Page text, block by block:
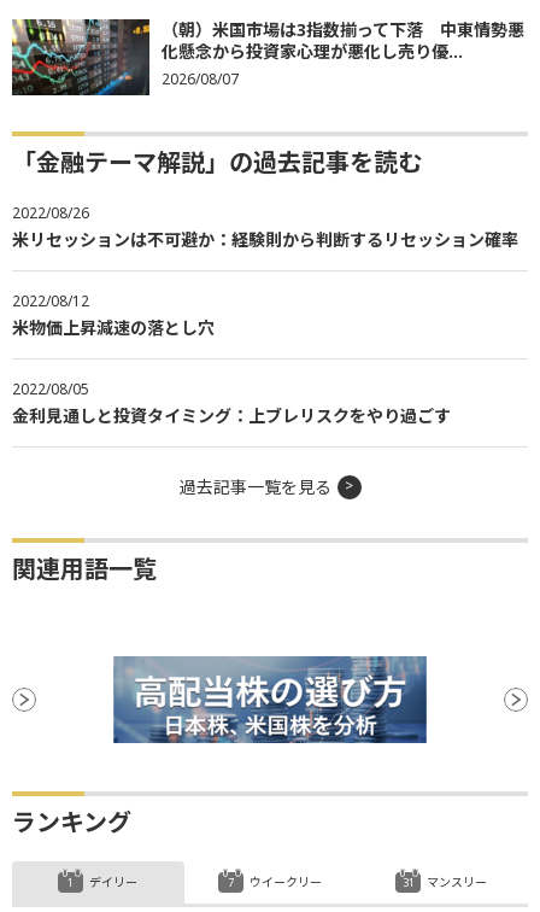
（朝）米国市場は3指数揃って下落 中東情勢悪
化懸念から投資家心理が悪化し売り優...
2026/08/07
「金融テーマ解説」の過去記事を読む
2022/08/26
米リセッションは不可避か：経験則から判断するリセッション確率
2022/08/12
米物価上昇減速の落とし穴
2022/08/05
金利見通しと投資タイミング：上ブレリスクをやり過ごす
過去記事一覧を見る
関連用語一覧
ランキング
デイリー ウイークリー マンスリー